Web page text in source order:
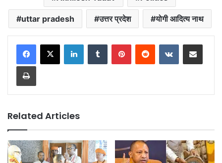
uttar pradesh उत्तर प्रदेश योगी आदित्य नाथ
LinkedInTumblr PinterestReddit VKontakteShare via Email
Print
Related Articles